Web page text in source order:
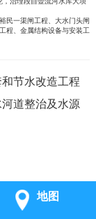
民一渠闸工程、大水门头闸
程、金属结构设备与安装工
节水改造工程
道整治及水源
地图